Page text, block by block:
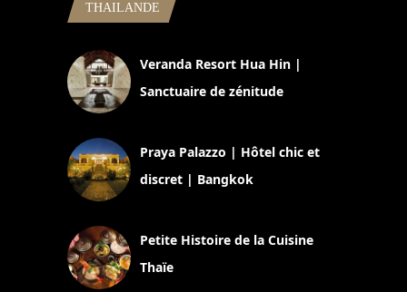
THAILANDE
Veranda Resort Hua Hin |
Sanctuaire de zénitude
Praya Palazzo | Hôtel chic et
discret | Bangkok
Petite Histoire de la Cuisine
Thaïe